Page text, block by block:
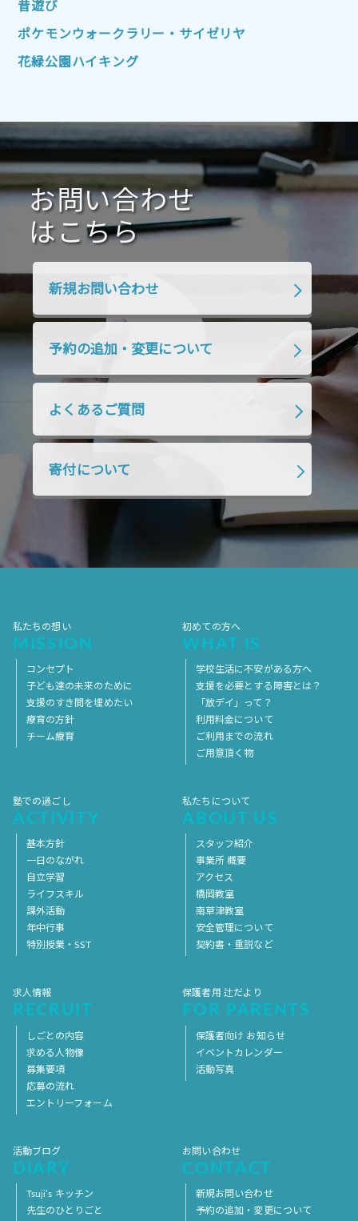
2022年1月 2021年12月 2021年11月
2021年10月 2021年9月
2021年1月 2020年12月 2020年11月
2020年10月 2020年9月 2020年8月
2020年7月 2020年6月 2020年5月
2020年4月 2020年3月 2020年2月
2019年10月 2019年9月
2018年7月 2018年6月
2018年4月 2018年3月 2018年2月
2018年1月 2017年12月
2017年10月 2017年9月 2017年8月
2017年5月
2017年4月
昔遊び
ポケモンウォークラリー・サイゼリヤ
花緑公園ハイキング
お問い合わせ
はこちら
新規お問い合わせ
予約の追加・変更について
よくあるご質問
寄付について
私たちの想い
MISSION
コンセプト
子ども達の未来のために
支援のすき間を埋めたい
療育の方針
チーム療育
初めての方へ
WHAT IS
学校生活に不安がある方へ
支援を必要とする障害とは？
「放デイ」って？
利用料金について
ご利用までの流れ
ご用意頂く物
塾での過ごし
ACTIVITY
基本方針
一日のながれ
自立学習
ライフスキル
課外活動
年中行事
特別授業・SST
私たちについて
ABOUT US
スタッフ紹介
事業所 概要
アクセス
橋岡教室
南草津教室
安全管理について
契約書・重説など
求人情報
RECRUIT
しごとの内容
求める人物像
募集要項
応募の流れ
エントリーフォーム
保護者用 辻だより
FOR PARENTS
保護者向け お知らせ
イベントカレンダー
活動写真
活動ブログ
DIARY
Tsuji’s キッチン
先生のひとりごと
お問い合わせ
CONTACT
新規お問い合わせ
予約の追加・変更について